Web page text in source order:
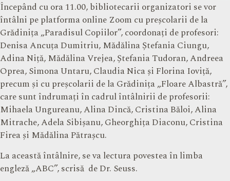
Începând cu ora 11.00, bibliotecarii organizatori se vor
întâlni pe platforma online Zoom cu preșcolarii de la
Grădinița „Paradisul Copiilor”, coordonați de profesori:
Denisa Ancuța Dumitriu, Mădălina Ștefania Ciungu,
Adina Niță, Mădălina Vrejea, Ștefania Tudoran, Andreea
Oprea, Simona Untaru, Claudia Nica și Florina Ioviță,
precum și cu preșcolarii de la Grădinița „Floare Albastră”,
care sunt îndrumați în cadrul întâlnirii de profesorii:
Mihaela Ungureanu, Alina Dincă, Cristina Băloi, Alina
Mitrache, Adela Sibișanu, Gheorghița Diaconu, Cristina
Firea și Mădălina Pătrașcu.
La această întâlnire, se va lectura povestea în limba
engleză „ABC”, scrisă de Dr. Seuss.